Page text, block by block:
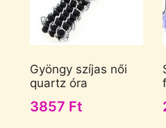
Gyöngy szíjas női
quartz óra
3857 Ft